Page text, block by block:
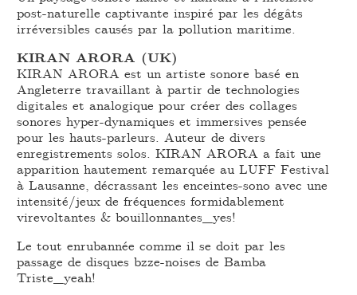
post-naturelle captivante inspiré par les dégâts
irréversibles causés par la pollution maritime.
KIRAN ARORA (UK)
KIRAN ARORA est un artiste sonore basé en
Angleterre travaillant à partir de technologies
digitales et analogique pour créer des collages
sonores hyper-dynamiques et immersives pensée
pour les hauts-parleurs. Auteur de divers
enregistrements solos. KIRAN ARORA a fait une
apparition hautement remarquée au LUFF Festival
à Lausanne, décrassant les enceintes-sono avec une
intensité/jeux de fréquences formidablement
virevoltantes & bouillonnantes_yes!
Le tout enrubannée comme il se doit par les
passage de disques bzze-noises de Bamba
Triste_yeah!